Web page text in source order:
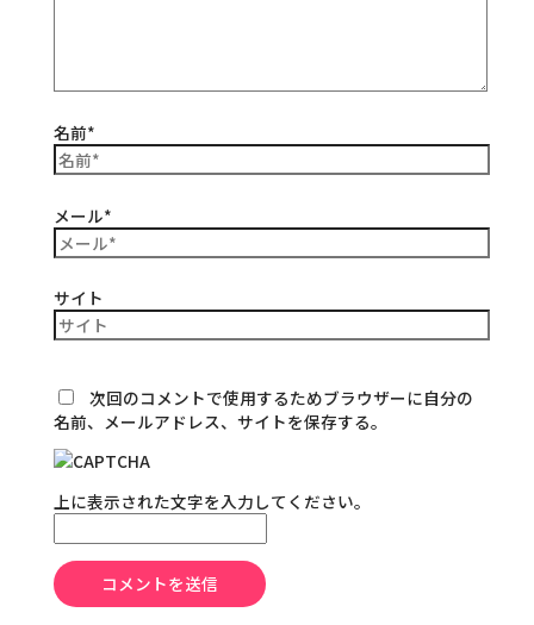
名前*
メール*
サイト
次回のコメントで使用するためブラウザーに自分の
名前、メールアドレス、サイトを保存する。
上に表示された文字を入力してください。